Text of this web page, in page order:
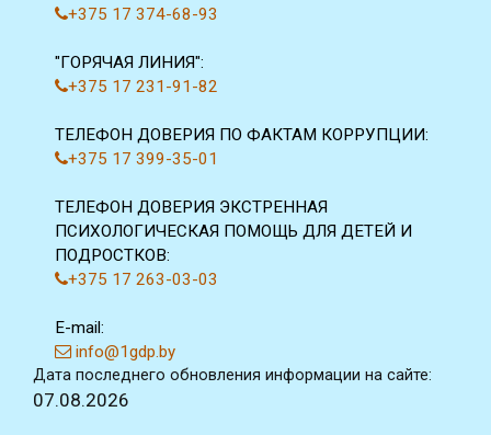
+375 17 374-68-93
"ГОРЯЧАЯ ЛИНИЯ":
+375 17 231-91-82
ТЕЛЕФОН ДОВЕРИЯ ПО ФАКТАМ КОРРУПЦИИ:
+375 17 399-35-01
ТЕЛЕФОН ДОВЕРИЯ ЭКСТРЕННАЯ
ПСИХОЛОГИЧЕСКАЯ ПОМОЩЬ ДЛЯ ДЕТЕЙ И
ПОДРОСТКОВ:
+375 17 263-03-03
E-mail:
info@1gdp.by
Дата последнего обновления информации на сайте:
07.08.2026